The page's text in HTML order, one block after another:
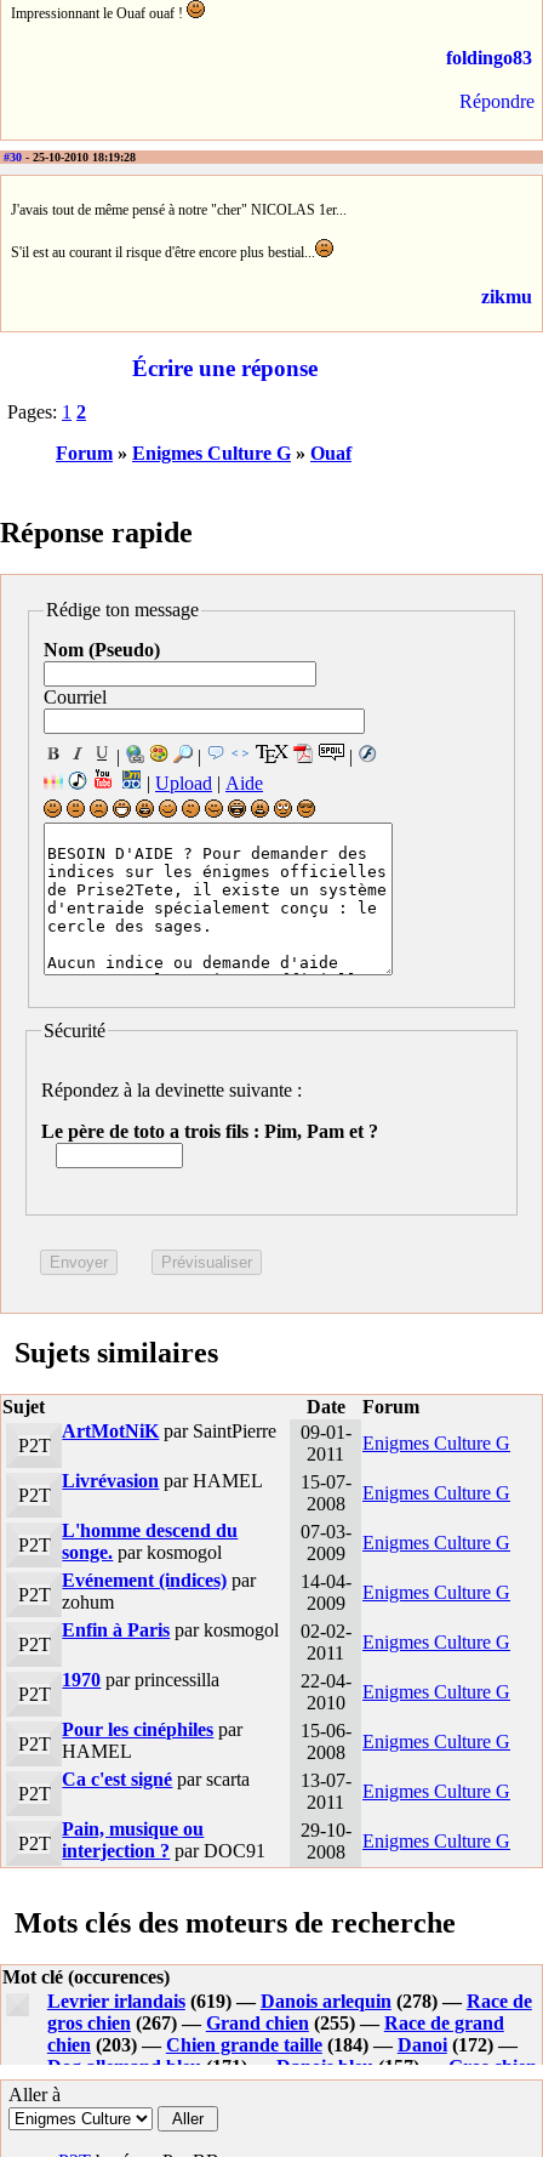
Impressionnant le Ouaf ouaf !
foldingo83
Répondre
#30 - 25-10-2010 18:19:28
J'avais tout de même pensé à notre "cher" NICOLAS 1er...
S'il est au courant il risque d'être encore plus bestial...
zikmu
Écrire une réponse
Pages: 1 2
Forum » Enigmes Culture G » Ouaf
Réponse rapide
Rédige ton message
Nom (Pseudo)
Courriel
| |
|
| Upload | Aide
Sécurité
Répondez à la devinette suivante :
Le père de toto a trois fils : Pim, Pam et ?
Sujets similaires
Sujet Date
Forum
P2T
ArtMotNiK par SaintPierre
09-01-
2011
Enigmes Culture G
P2T
Livrévasion par HAMEL
15-07-
2008
Enigmes Culture G
P2T
L'homme descend du
songe. par kosmogol
07-03-
2009
Enigmes Culture G
P2T
Evénement (indices) par
zohum
14-04-
2009
Enigmes Culture G
P2T
Enfin à Paris par kosmogol
02-02-
2011
Enigmes Culture G
P2T
1970 par princessilla
22-04-
2010
Enigmes Culture G
P2T
Pour les cinéphiles par
HAMEL
15-06-
2008
Enigmes Culture G
P2T
Ca c'est signé par scarta
13-07-
2011
Enigmes Culture G
P2T
Pain, musique ou
interjection ? par DOC91
29-10-
2008
Enigmes Culture G
Mots clés des moteurs de recherche
Mot clé (occurences)
Levrier irlandais(619) —Danois arlequin (278) —Race de
gros chien (267) —Grand chien (255) —Race de grand
chien (203) —Chien grande taille(184) —Danoi(172) —
Dog allemand bleu (171) — Danois bleu (157) — Gros chien
de race
arlequin gibson(126) —
chien(121) —Dogue allemand bleu
Aller à